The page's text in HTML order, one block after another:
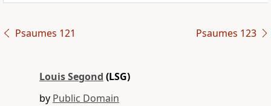
Psaumes 121 Psaumes 123
Louis Segond (LSG)
by Public Domain